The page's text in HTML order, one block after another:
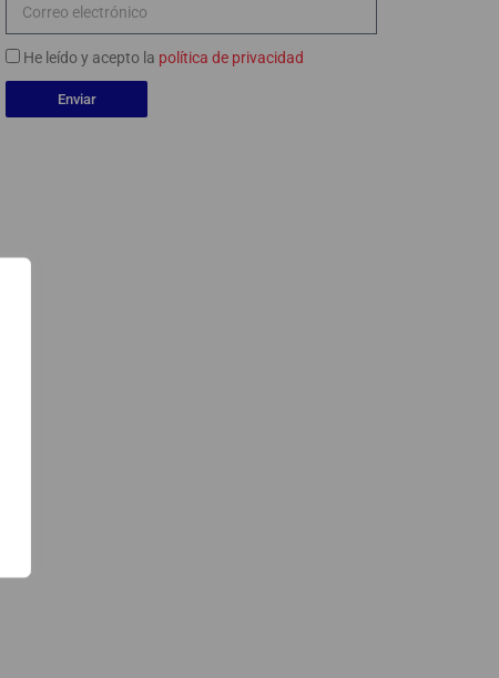
He leído y acepto la política de privacidad
Enviar